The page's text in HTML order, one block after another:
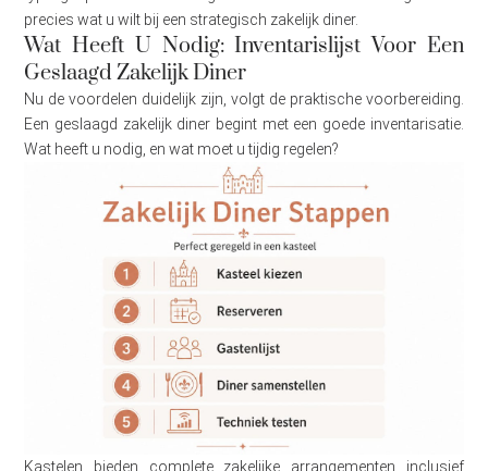
precies wat u wilt bij een strategisch zakelijk diner.
Wat Heeft U Nodig: Inventarislijst Voor Een
Geslaagd Zakelijk Diner
Nu de voordelen duidelijk zijn, volgt de praktische voorbereiding.
Een geslaagd zakelijk diner begint met een goede inventarisatie.
Wat heeft u nodig, en wat moet u tijdig regelen?
Kastelen bieden complete zakelijke arrangementen inclusief